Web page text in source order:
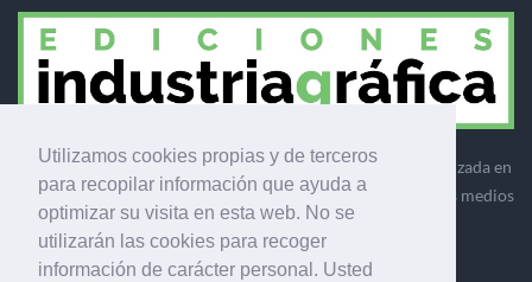
Utilizamos cookies propias y de terceros
para recopilar información que ayuda a
optimizar su visita en esta web. No se
utilizarán las cookies para recoger
información de carácter personal. Usted
Ediciones Industria Gráfica es una empresa editora especializada en
el mercado de la comunicación gráfica que engloba diversos medios
profesionales especializados en el mercado gráfico, la
comunicación visual y el envasado.